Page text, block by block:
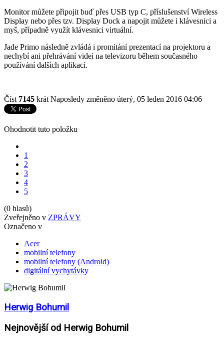
Monitor můžete připojit buď přes USB typ C, příslušenství Wireless
Display nebo přes tzv. Display Dock a napojit můžete i klávesnici a
myš, případně využít klávesnici virtuální.
Jade Primo následně zvládá i promítání prezentací na projektoru a
nechybí ani přehrávání videí na televizoru během současného
používání dalších aplikací.
Číst 7145 krát Naposledy změněno úterý, 05 leden 2016 04:06
Ohodnotit tuto položku
1
2
3
4
5
(0 hlasů)
Zveřejněno v ZPRÁVY
Označeno v
Acer
mobilní telefony
mobilní telefony (Android)
digitální vychytávky
Herwig Bohumil
Nejnovější od Herwig Bohumil